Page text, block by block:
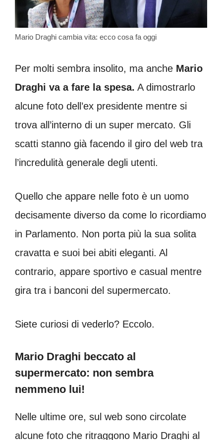
Mario Draghi cambia vita: ecco cosa fa oggi
Per molti sembra insolito, ma anche Mario
Draghi va a fare la spesa. A dimostrarlo
alcune foto dell’ex presidente mentre si
trova all’interno di un super mercato. Gli
scatti stanno già facendo il giro del web tra
l’incredulità generale degli utenti.
Quello che appare nelle foto è un uomo
decisamente diverso da come lo ricordiamo
in Parlamento. Non porta più la sua solita
cravatta e suoi bei abiti eleganti. Al
contrario, appare sportivo e casual mentre
gira tra i banconi del supermercato.
Siete curiosi di vederlo? Eccolo.
Mario Draghi beccato al
supermercato: non sembra
nemmeno lui!
Nelle ultime ore, sul web sono circolate
alcune foto che ritraggono Mario Draghi al